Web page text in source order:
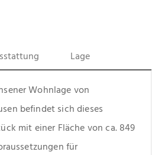
Lage
Wohnlage von
befindet sich dieses
mit einer Fläche von ca. 849
für